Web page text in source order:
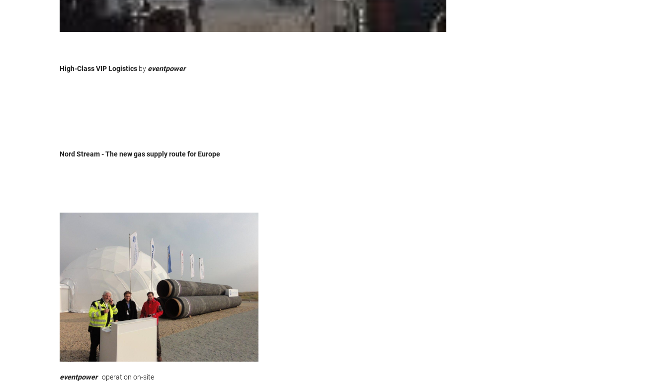
High-Class VIP Logistics by eventpower
Nord Stream - The new gas supply route for Europe
eventpoweroperation on-site